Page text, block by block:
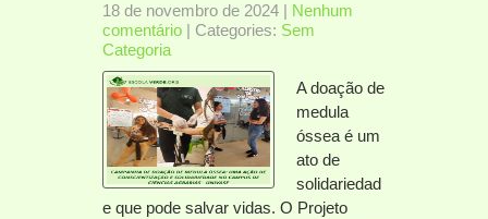
18 de novembro de 2024 | Nenhum
comentário | Categories: Sem
Categoria
A doação de
medula
óssea é um
ato de
solidariedad
e que pode salvar vidas. O Projeto